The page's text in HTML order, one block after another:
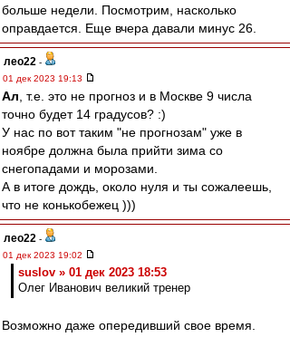
больше недели. Посмотрим, насколько
оправдается. Еще вчера давали минус 26.
лео22 -
01 дек 2023 19:13
Ал , т.е. это не прогноз и в Москве 9 числа
точно будет 14 градусов? :)
У нас по вот таким "не прогнозам" уже в
ноябре должна была прийти зима со
снегопадами и морозами.
А в итоге дождь, около нуля и ты сожалеешь,
что не конькобежец )))
лео22 -
01 дек 2023 19:02
suslov » 01 дек 2023 18:53
Олег Иванович великий тренер
Возможно даже опередивший свое время.